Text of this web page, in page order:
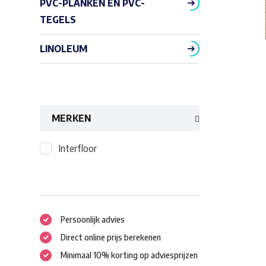
PVC-PLANKEN EN PVC-
TEGELS
LINOLEUM
MERKEN
Interfloor
Persoonlijk advies
Direct online prijs berekenen
Minimaal 10% korting op adviesprijzen